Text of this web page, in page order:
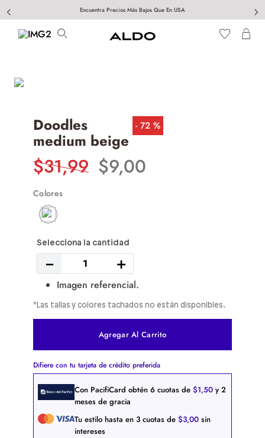
Encuentra Precios Más Bajos Que En USA
Doodles
medium beige
72 %
$31,99 $9,00
Colores
＋
－
Imagen referencial.
*Las tallas y colores tachados no están disponibles.
Agregar Al Carrito
Difiere con tu tarjeta de crédito preferida
Con PacifiCard obtén 6 cuotas de $1,50 y 2
meses de gracia
Tu estilo hasta en 3 cuotas de $3,00 sin
intereses